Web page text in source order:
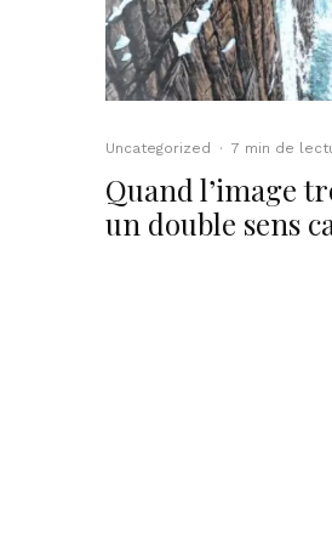
Uncategorized · 7 min de
Quand l’image
un double sens